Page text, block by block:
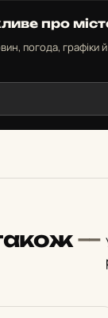
про
погода, графіки
—